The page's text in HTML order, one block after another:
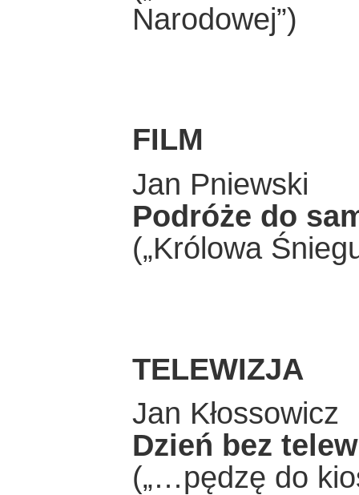
Narodowej”)
FILM
Jan Pniewski
Podróże do
(„Królowa
TELEWIZJA
Jan Kłossowicz
Dzień bez
(„…pędzę do